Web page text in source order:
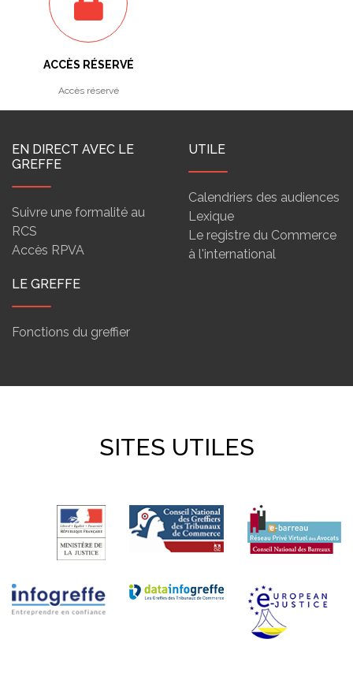
ACCÈS RÉSERVÉ
Accès réservé
EN DIRECT AVEC LE
GREFFE
Suivre une formalité au
RCS
Accès RPVA
UTILE
Calendriers des audiences
Lexique
Le registre du Commerce
à l'international
LE GREFFE
Fonctions du greffier
SITES UTILES